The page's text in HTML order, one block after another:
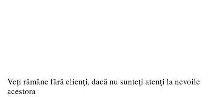
Veți rămâne fără clienți, dacă nu sunteți atenți la nevoile
acestora